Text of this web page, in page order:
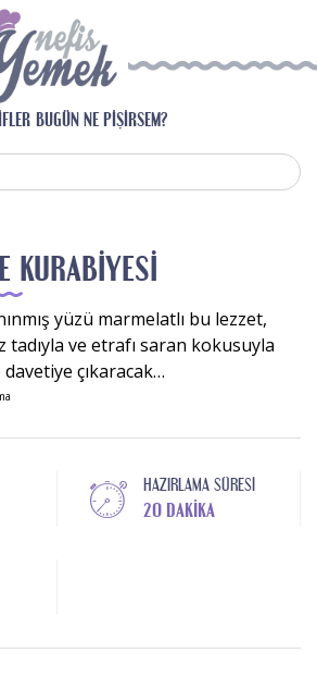
BUGÜN NE PIŞIRSEM?
KURABIYESI
yüzü marmelatlı bu lezzet,
tadıyla ve etrafı saran kokusuyla
çıkaracak…
HAZIRLAMA SÜRESI
20 DAKIKA